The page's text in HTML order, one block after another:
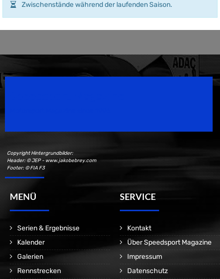
Zwischenstände während der laufenden Saison.
Copyright Hintergrundbilder:
Header: © JEP - www.jakobebrey.com
Footer: © FIA F3
MENÜ
Serien & Ergebnisse
Kalender
Galerien
Rennstrecken
SERVICE
Kontakt
Über Speedsport Magazine
Impressum
Datenschutz